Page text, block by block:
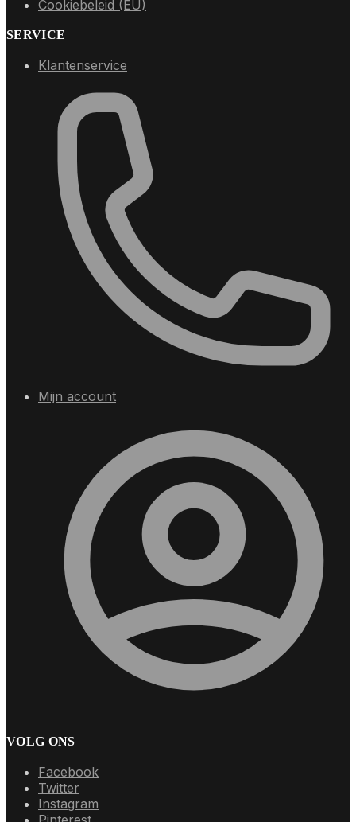
Cookiebeleid (EU)
SERVICE
Klantenservice
Mijn account
VOLG ONS
Facebook
Twitter
Instagram